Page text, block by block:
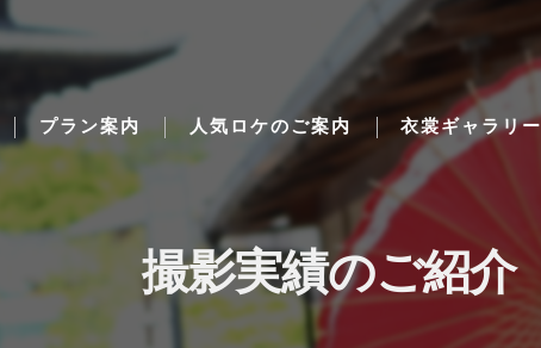
プラン案内
Traditional Japanese weddings
人気ロケのご案内 衣裳ギャラリー
撮影実績のご紹介